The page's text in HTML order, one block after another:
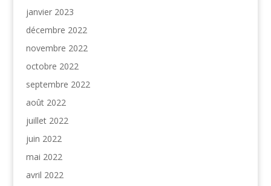
janvier 2023
décembre 2022
novembre 2022
octobre 2022
septembre 2022
août 2022
juillet 2022
juin 2022
mai 2022
avril 2022